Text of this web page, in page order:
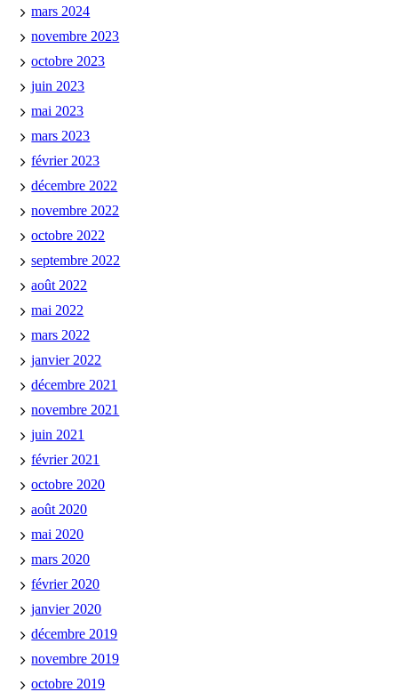
mars 2024
novembre 2023
octobre 2023
juin 2023
mai 2023
mars 2023
février 2023
décembre 2022
novembre 2022
octobre 2022
septembre 2022
août 2022
mai 2022
mars 2022
janvier 2022
décembre 2021
novembre 2021
juin 2021
février 2021
octobre 2020
août 2020
mai 2020
mars 2020
février 2020
janvier 2020
décembre 2019
novembre 2019
octobre 2019